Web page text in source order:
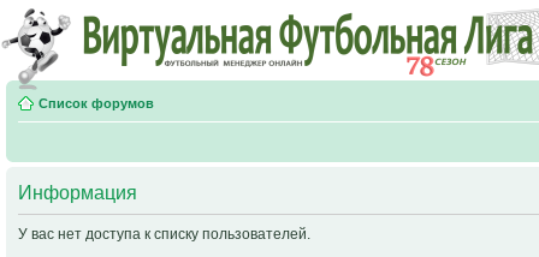
Список форумов
Информация
У вас нет доступа к списку пользователей.